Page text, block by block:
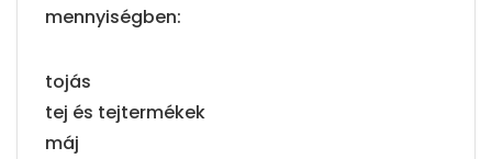
mennyiségben:
tojás
tej és tejtermékek
máj